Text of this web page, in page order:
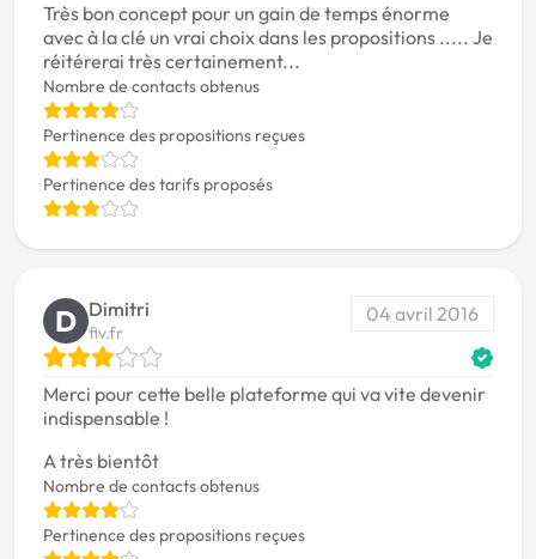
Très bon concept pour un gain de temps énorme
avec à la clé un vrai choix dans les propositions ..... Je
réitérerai très certainement...
Nombre de contacts obtenus
Pertinence des propositions reçues
Pertinence des tarifs proposés
D Dimitri
fiv.fr
04 avril 2016
Merci pour cette belle plateforme qui va vite devenir
indispensable !
A très bientôt
Nombre de contacts obtenus
Pertinence des propositions reçues